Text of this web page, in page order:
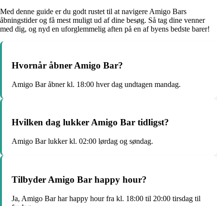
Med denne guide er du godt rustet til at navigere Amigo Bars
åbningstider og få mest muligt ud af dine besøg. Så tag dine venner
med dig, og nyd en uforglemmelig aften på en af ​​byens bedste barer!
Hvornår åbner Amigo Bar?
Amigo Bar åbner kl. 18:00 hver dag undtagen mandag.
Hvilken dag lukker Amigo Bar tidligst?
Amigo Bar lukker kl. 02:00 lørdag og søndag.
Tilbyder Amigo Bar happy hour?
Ja, Amigo Bar har happy hour fra kl. 18:00 til 20:00 tirsdag til